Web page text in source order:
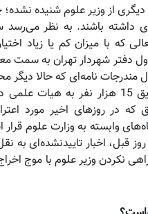
از وزیر علوم شنیده
که با میزان کم یا زیاد
دفتر شهردار تهران به سمت
نامه‌ای که حالا دیگر
از وزرای علوم و بهداشت) برای تزریق
که در روزهای اخیر مورد
وابسته به وزارت علوم
دو روز قبل، اخبار تاییدنشده‌ای
وزیر علوم با موج اخراج